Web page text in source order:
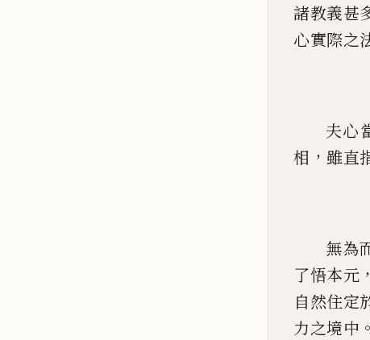
諸教義甚
心實際之
夫心
相 ， 雖直
無為
了悟本元 ，
自然住定
力之境中 。